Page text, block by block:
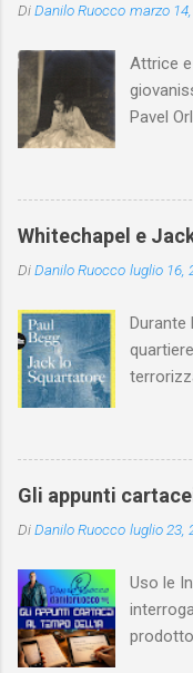
DiDanilo Ruocco marzo
Attrice
Pavel
l'arte
Whitechapel e
DiDanilo Ruocco luglio 16,
Durante
cui
Jack lo
Utet,
capitoli,
lotte
Gli appunti
DiDanilo Ruocco luglio 23,
Uso le